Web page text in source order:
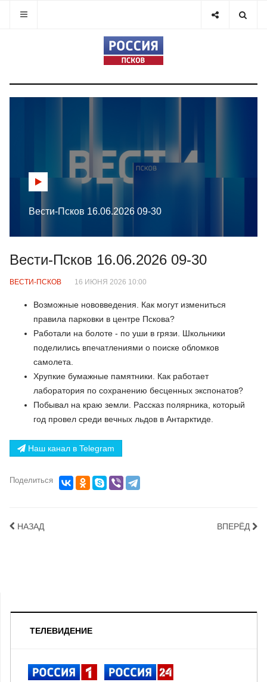
Вести-Псков 16.06.2026 09-30
Вести-Псков 16.06.2026 09-30
ВЕСТИ-ПСКОВ 16 ИЮНЯ 2026 10:00
Возможные нововведения. Как могут измениться
правила парковки в центре Пскова?
Работали на болоте - по уши в грязи. Школьники
поделились впечатлениями о поиске обломков
самолета.
Хрупкие бумажные памятники. Как работает
лаборатория по сохранению бесценных экспонатов?
Побывал на краю земли. Рассказ полярника, который
год провел среди вечных льдов в Антарктиде.
Наш канал в Telegram
Поделиться
НАЗАД ВПЕРЁД
ТЕЛЕВИДЕНИЕ